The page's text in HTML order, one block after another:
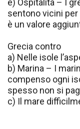
e) Ospitalità – I
sentono vicini per
è un valore
Grecia contro
a) Nelle isole
b) Marina – I
compenso ogni
spesso non si
c) Il mare